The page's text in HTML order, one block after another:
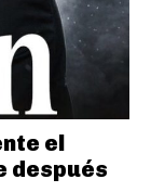
el
después